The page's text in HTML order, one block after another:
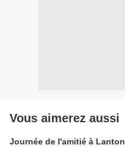
Vous aimerez aussi
Journée de l'amitié à Lanton